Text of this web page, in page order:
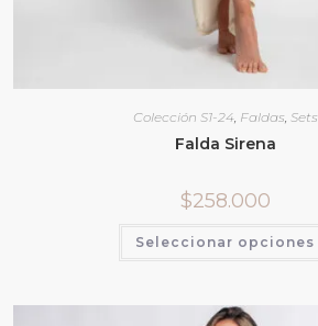
Colección S1-24, Faldas Sets
Falda Sirena
$258.000
Seleccionar opciones